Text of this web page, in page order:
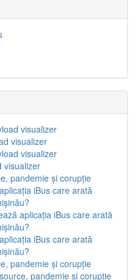
visualizer
visualizer
visualizer
visualizer
pandemie și corupție
iBus care arată
aplicația iBus care arată
iBus care arată
pandemie și corupție
pandemie și corupție